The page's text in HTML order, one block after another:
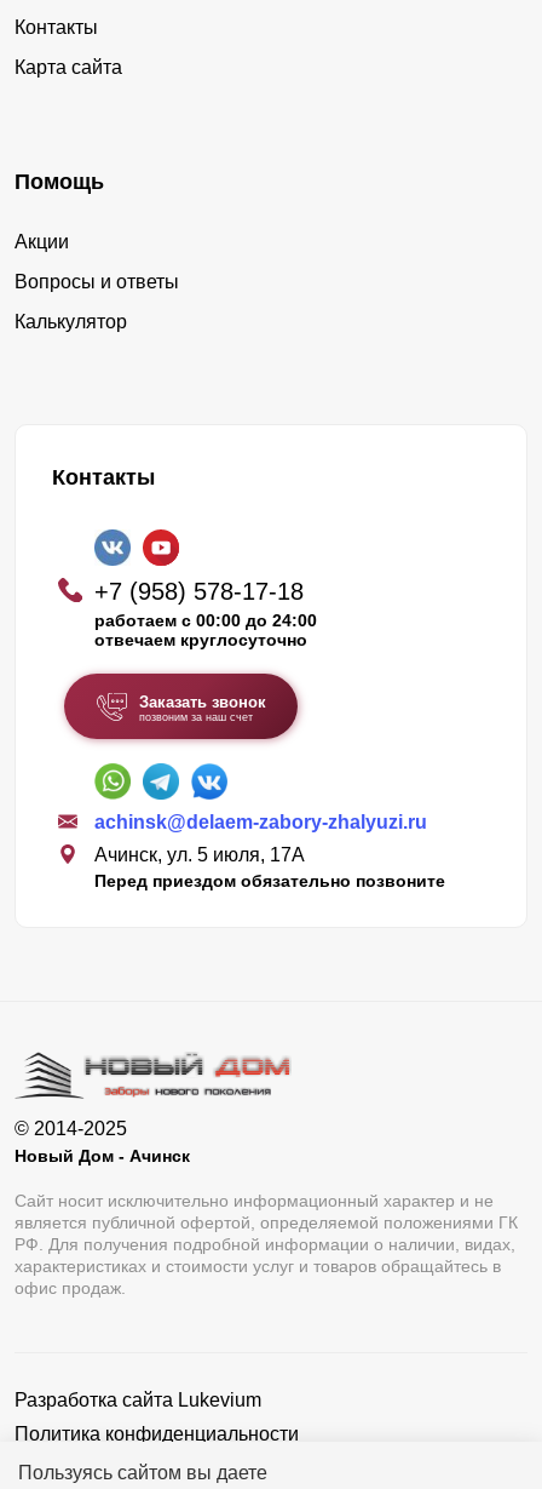
Пользуясь сайтом вы даете
Контакты
Карта сайта
Помощь
Акции
Вопросы и ответы
Калькулятор
Контакты
+7 (958) 578-17-18
работаем с 00:00 до 24:00
отвечаем круглосуточно
Заказать звонок
позвоним за наш счет
achinsk@delaem-zabory-zhalyuzi.ru
Ачинск, ул. 5 июля, 17А
Перед приездом обязательно позвоните
© 2014-2025
Новый Дом - Ачинск
Сайт носит исключительно информационный характер и не
является публичной офертой, определяемой положениями ГК
РФ. Для получения подробной информации о наличии, видах,
характеристиках и стоимости услуг и товаров обращайтесь в
офис продаж.
Разработка сайта Lukevium
Политика конфиденциальности
Пользовательское соглашение